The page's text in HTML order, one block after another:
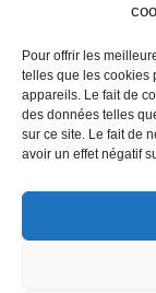
Pour offrir les
telles que les cookies
appareils. Le fait de
des données telles
sur ce site. Le fait de
avoir un effet négatif